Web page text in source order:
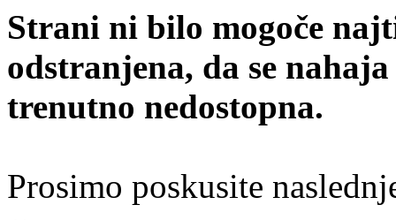
Strani ni bilo mogoče
odstranjena, da se
trenutno nedostopna.
Prosimo poskusite